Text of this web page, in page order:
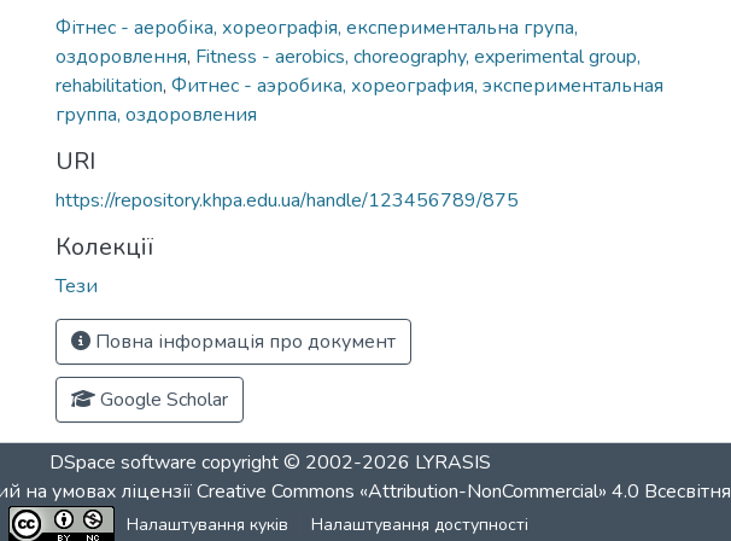
Фітнес - аеробіка, хореографія, експериментальна група,
оздоровлення, Fitness - aerobics, choreography, experimental group,
rehabilitation, Фитнес - аэробика, хореография, экспериментальная
группа, оздоровления
URI
https://repository.khpa.edu.ua/handle/123456789/875
Колекції
Тези
Повна інформація про документ
Google Scholar
DSpace software copyright © 2002-2026 LYRASIS
на умовах ліцензіїCreative Commons «Attribution-NonCommercial» 4.0 Всесвітня
Налаштування куків Налаштування доступності